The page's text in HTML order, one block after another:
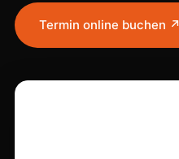
Termin online buchen ↗